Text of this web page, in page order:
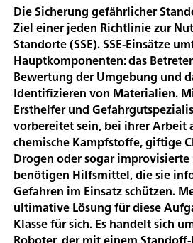
Die Sicherung gefährlicher
Ziel einer jeden Richtlinie zur
Standorte (SSE). SSE-Einsätze
Hauptkomponenten: das
Bewertung der Umgebung und
Identifizieren von Materialien.
Ersthelfer und
vorbereitet sein, bei ihrer Arbeit
chemische Kampfstoffe, giftige
Drogen oder sogar
benötigen Hilfsmittel, die sie
Gefahren im Einsatz schützen.
ultimative Lösung für diese
Klasse für sich. Es handelt sich